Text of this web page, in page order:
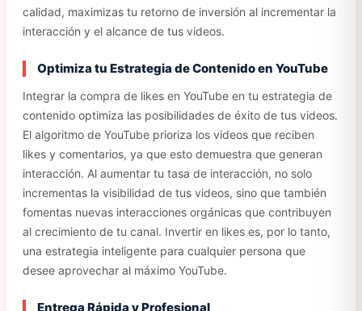
calidad, maximizas tu retorno de inversión al incrementar la
interacción y el alcance de tus videos.
Optimiza tu Estrategia de Contenido en YouTube
Integrar la compra de likes en YouTube en tu estrategia de
contenido optimiza las posibilidades de éxito de tus videos.
El algoritmo de YouTube prioriza los videos que reciben
likes y comentarios, ya que esto demuestra que generan
interacción. Al aumentar tu tasa de interacción, no solo
incrementas la visibilidad de tus videos, sino que también
fomentas nuevas interacciones orgánicas que contribuyen
al crecimiento de tu canal. Invertir en likes es, por lo tanto,
una estrategia inteligente para cualquier persona que
desee aprovechar al máximo YouTube.
Entrega Rápida y Profesional